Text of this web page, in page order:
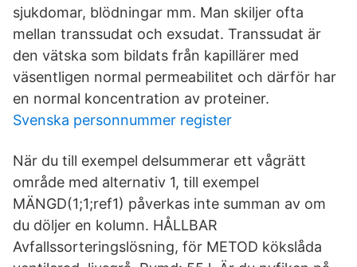
sjukdomar, blödningar mm. Man skiljer ofta
mellan transsudat och exsudat. Transsudat är
den vätska som bildats från kapillärer med
väsentligen normal permeabilitet och därför har
en normal koncentration av proteiner.
Svenska personnummer register
När du till exempel delsummerar ett vågrätt
område med alternativ 1, till exempel
MÄNGD(1;1;ref1) påverkas inte summan av om
du döljer en kolumn. HÅLLBAR
Avfallssorteringslösning, för METOD kökslåda